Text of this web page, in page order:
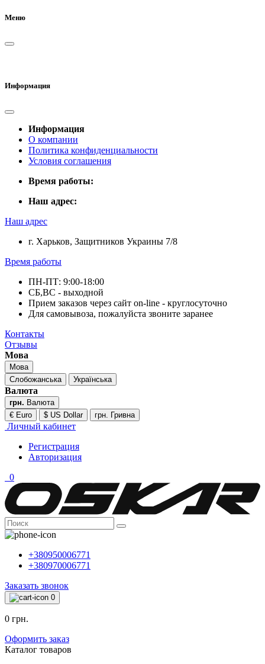
Меню
Информация
Информация
О компании
Политика конфиденциальности
Условия соглашения
Время работы:
Наш адрес:
Наш адрес
г. Харьков, Защитников Украины 7/8
Время работы
ПН-ПТ: 9:00-18:00
СБ,ВС - выходной
Прием заказов через сайт on-line - круглосуточно
Для самовывоза, пожалуйста звоните заранее
Контакты
Отзывы
Мова
Мова
Слобожанська
Українська
Валюта
грн. Валюта
€ Euro
$ US Dollar грн. Гривна
Личный кабинет
Регистрация
Авторизация
0
+380950006771
+380970006771
Заказать звонок
0
0 грн.
Оформить заказ
Каталог товаров